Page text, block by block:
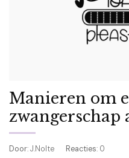
Manieren om
zwangerschap
Door: J.Nolte Reacties: 0